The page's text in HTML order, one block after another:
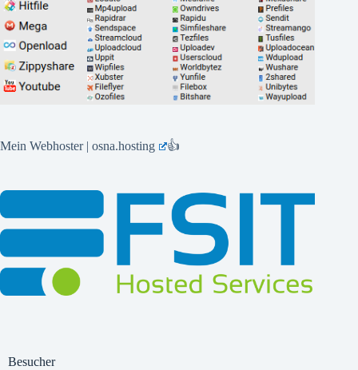
Mein Webhoster | osna.hosting 👍
Besucher